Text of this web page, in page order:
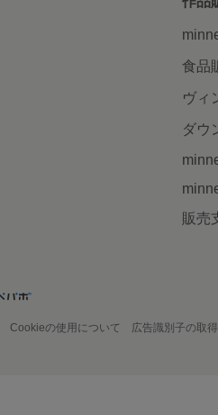
食品
ヴィ
ダウ
販売
Cookieの使用について 広告識別子の取